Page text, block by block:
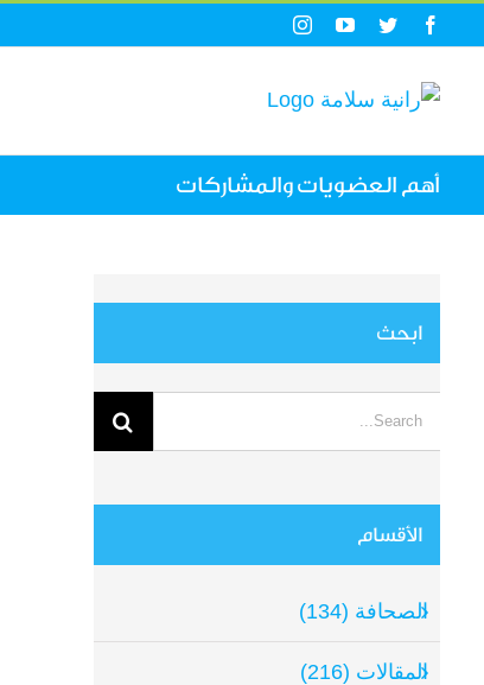
to
content
Facebook
Twitter
YouTube
Instagram
أهم العضويات والمشاركات
ابحث
الأقسام
الصحافة (134)
المقالات (216)